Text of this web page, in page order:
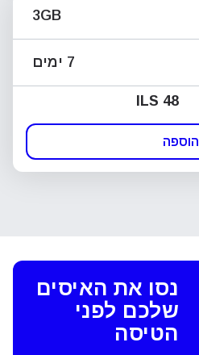
3GB
7 ימים
ILS 48
הוספה
נסו את האיסים
שלכם לפני
הטיסה